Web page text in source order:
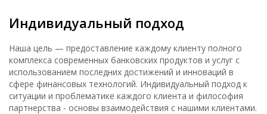
Индивидуальный подход
Наша цель — предоставление каждому клиенту полного
комплекса современных банковских продуктов и услуг с
использованием последних достижений и инноваций в
сфере финансовых технологий. Индивидуальный подход к
ситуации и проблематике каждого клиента и философия
партнерства - основы взаимодействия с нашими клиентами.